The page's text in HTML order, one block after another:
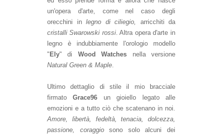
un'opera d'arte, come nel caso degli
orecchini in legno di ciliegio, arricchiti da
cristalli Swarowski rossi. Altra opera d'arte in
legno è indubbiamente l'orologio modello
" Ely" di Wood Watches nella versione
Natural Green & Maple.
Ultimo dettaglio di stile il mio bracciale
firmatoGrace96 un gioiello legato alle
emozioni e a tutto ciò che scatenano in noi.
Amore, libertà, fedeltà, tenacia, dolcezza,
passione, coraggiosono solo alcuni dei